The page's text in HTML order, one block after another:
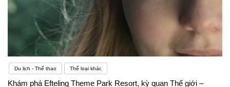
Du lịch - Thể thao Thể loại khác
Khám phá Efteling Theme Park Resort, kỳ quan Thế giới –